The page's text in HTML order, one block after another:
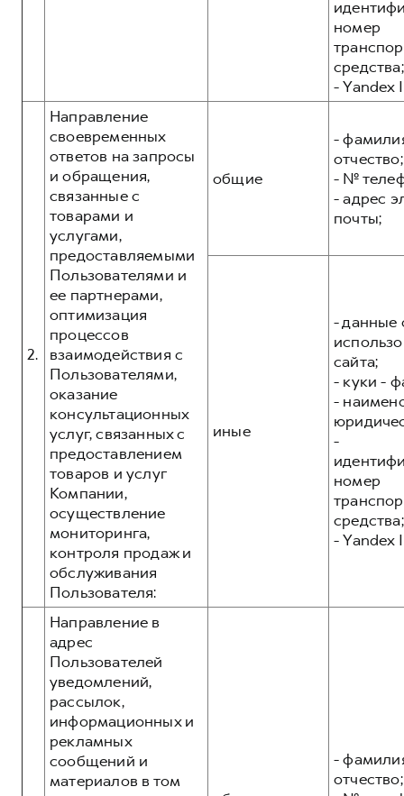
номер
средства;
- Yandex
2.
Направление
своевременных
ответов на запросы
и обращения,
связанные с
товарами и
услугами,
предоставляемыми
Пользователями и
ее партнерами,
оптимизация
процессов
взаимодействия с
Пользователями,
оказание
консультационных
услуг, связанных с
предоставлением
товаров и услуг
Компании,
осуществление
мониторинга,
контроля продаж и
обслуживания
Пользователя:
общие
-
отчество;
- №
- адрес
почты;
иные
- данные
сайта;
- куки -
-
-
номер
средства;
- Yandex
Направление в
адрес
Пользователей
уведомлений,
рассылок,
информационных и
рекламных
сообщений и
материалов в том
-
отчество;